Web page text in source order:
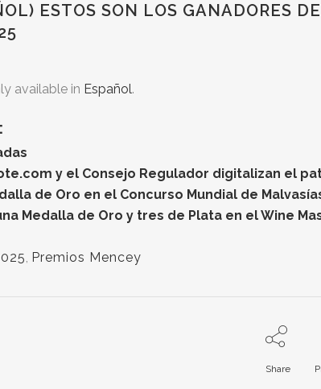
ESTOS SON LOS GANADORES
available in Español.
y el Consejo Regulador digitalizan el
de Oro en el Concurso Mundial de
Medalla de Oro y tres de Plata en el Wine
, Premios Mencey
Share